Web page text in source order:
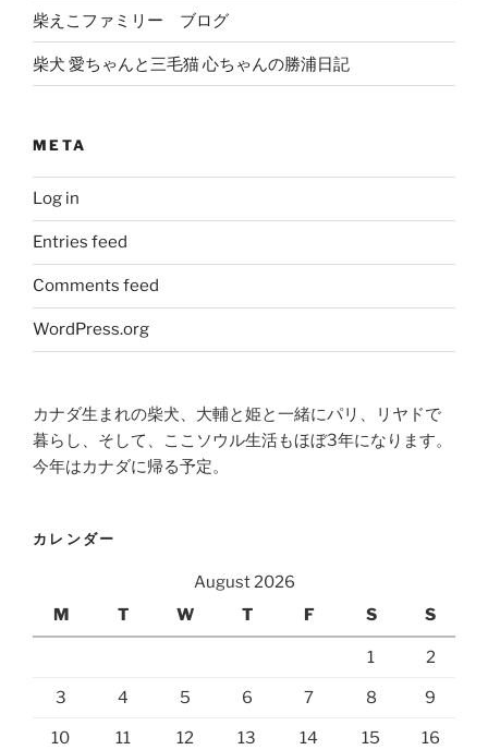
柴えこファミリー ブログ
柴犬 愛ちゃんと三毛猫 心ちゃんの勝浦日記
META
Log in
Entries feed
Comments feed
WordPress.org
カナダ生まれの柴犬、大輔と姫と一緒にパリ、リヤドで
暮らし、そして、ここソウル生活もほぼ3年になります。
今年はカナダに帰る予定。
カレンダー
August 2026
M
T W T F S S
1 2
3 4 5 6 7 8 9
10 11 12 13 14 15 16